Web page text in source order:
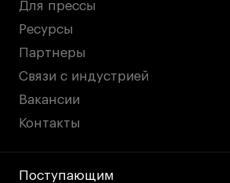
Для прессы
Ресурсы
Партнеры
Связи с индустрией
Вакансии
Контакты
Поступающим